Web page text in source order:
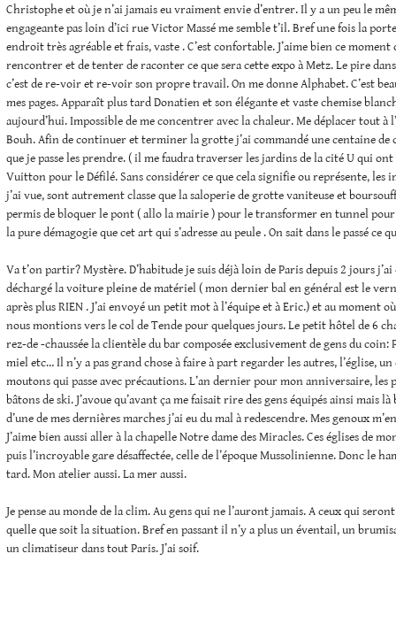
Christophe et où je n’ai jamais eu vraiment envie d’entrer. Il y a un peu le
engageante pas loin d’ici rue Victor Massé me semble t’il. Bref une fois la
endroit très agréable et frais, vaste . C’est confortable. J’aime bien ce moment
rencontrer et de tenter de raconter ce que sera cette expo à Metz. Le pire
c’est de re-voir et re-voir son propre travail. On me donne Alphabet. C’est
mes pages. Apparaît plus tard Donatien et son élégante et vaste chemise
aujourd’hui. Impossible de me concentrer avec la chaleur. Me déplacer tout à
Bouh. Afin de continuer et terminer la grotte j’ai commandé une centaine de
que je passe les prendre. ( il me faudra traverser les jardins de la cité U qui
Vuitton pour le Défilé. Sans considérer ce que cela signifie ou représente, les
j’ai vue, sont autrement classe que la saloperie de grotte vaniteuse et
permis de bloquer le pont ( allo la mairie ) pour le transformer en tunnel pour
la pure démagogie que cet art qui s’adresse au peule . On sait dans le passé ce
Va t’on partir? Mystère. D’habitude je suis déjà loin de Paris depuis 2 jours
déchargé la voiture pleine de matériel ( mon dernier bal en général est le
après plus RIEN . J’ai envoyé un petit mot à l’équipe et à Eric.) et au moment
nous montions vers le col de Tende pour quelques jours. Le petit hôtel de 6
rez-de -chaussée la clientèle du bar composée exclusivement de gens du coin:
miel etc… Il n’y a pas grand chose à faire à part regarder les autres, l’église,
moutons qui passe avec précautions. L’an dernier pour mon anniversaire, les
bâtons de ski. J’avoue qu’avant ça me faisait rire des gens équipés ainsi mais
d’une de mes dernières marches j’ai eu du mal à redescendre. Mes genoux
J’aime bien aussi aller à la chapelle Notre dame des Miracles. Ces églises de
puis l’incroyable gare désaffectée, celle de l’époque Mussolinienne. Donc le
tard. Mon atelier aussi. La mer aussi.
Je pense au monde de la clim. Au gens qui ne l’auront jamais. A ceux qui
quelle que soit la situation. Bref en passant il n’y a plus un éventail, un
un climatiseur dans tout Paris. J’ai soif.